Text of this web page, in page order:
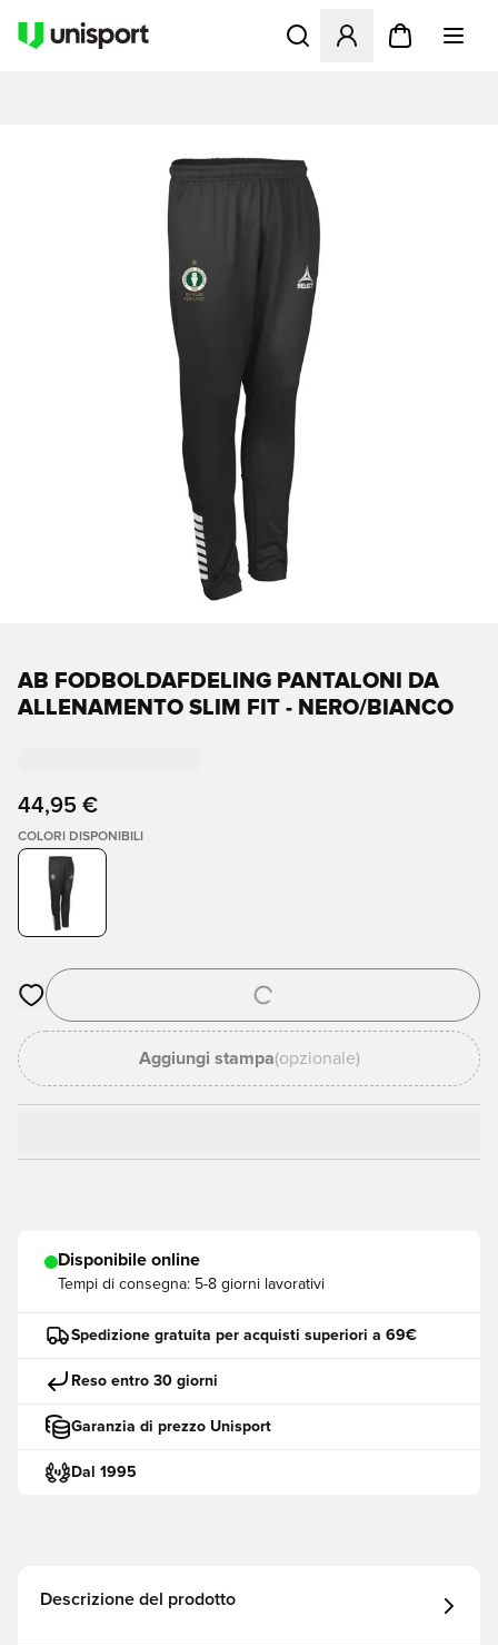
Apre una finestra modale
AB FODBOLDAFDELING PANTALONI DA
ALLENAMENTO SLIM FIT - NERO/BIANCO
44,95 €
COLORI DISPONIBILI
Apre una finestra modale per accedere o registrarsi come
Aggiungi stampa(opzionale)
Disponibile online
Tempi di consegna: 5-8 giorni lavorativi
Spedizione gratuita per acquisti superiori a 69€
Reso entro 30 giorni
Garanzia di prezzo Unisport
Dal 1995
Descrizione del prodotto